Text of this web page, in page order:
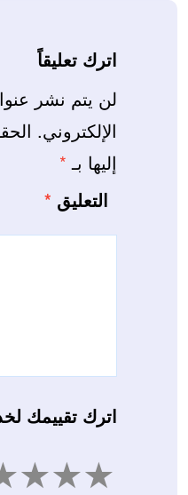
اترك تعليقاً
لن يتم نشر
الإلكتروني.
إليها بـ *
التعليق *
اترك تقييمك
3 2 1